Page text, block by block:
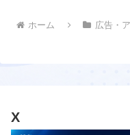
ホーム 広告・
X